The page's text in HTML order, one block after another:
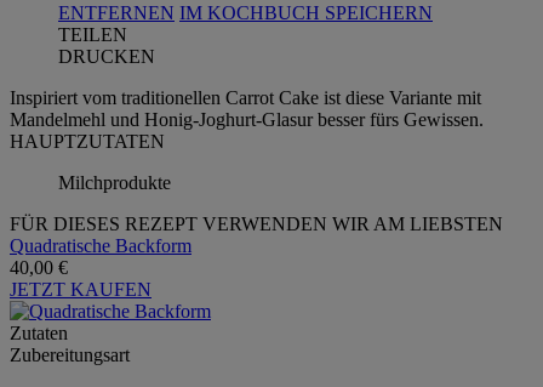
ENTFERNEN IM KOCHBUCH SPEICHERN
TEILEN
DRUCKEN
Inspiriert vom traditionellen Carrot Cake ist diese Variante mit
Mandelmehl und Honig-Joghurt-Glasur besser fürs Gewissen.
HAUPTZUTATEN
Milchprodukte
FÜR DIESES REZEPT VERWENDEN WIR AM LIEBSTEN
Quadratische Backform
40,00 €
JETZT KAUFEN
Zutaten
Zubereitungsart